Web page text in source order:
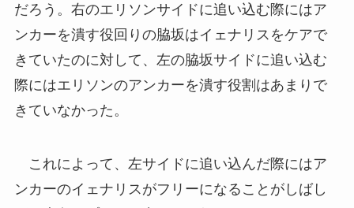
だろう。右のエリソンサイドに追い込む際にはア
ンカーを潰す役回りの脇坂はイェナリスをケアで
きていたのに対して、左の脇坂サイドに追い込む
際にはエリソンのアンカーを潰す役割はあまりで
きていなかった。
これによって、左サイドに追い込んだ際にはア
ンカーのイェナリスがフリーになることがしばし